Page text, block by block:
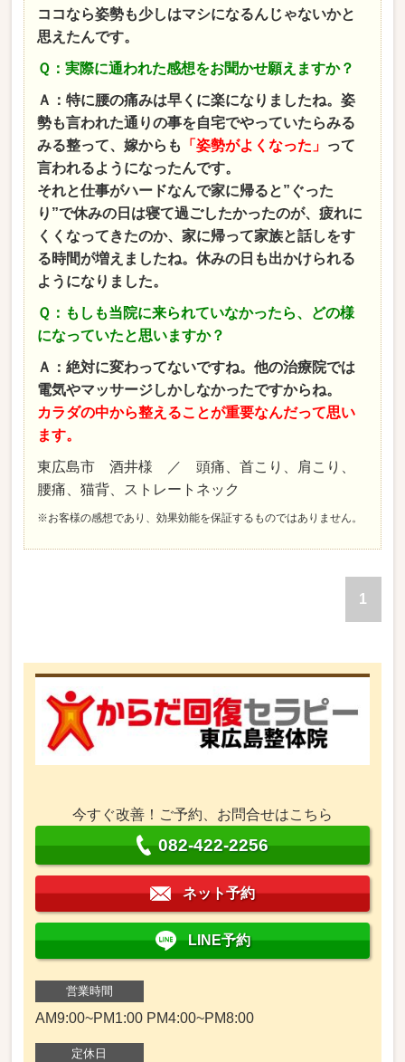
ココなら姿勢も少しはマシになるんじゃないかと
思えたんです。
Ｑ：実際に通われた感想をお聞かせ願えますか？
Ａ：特に腰の痛みは早くに楽になりましたね。姿
勢も言われた通りの事を自宅でやっていたらみる
みる整って、嫁からも
「姿勢がよくなった」 って
言われるようになったんです。
それと仕事がハードなんで家に帰ると”ぐった
り”で休みの日は寝て過ごしたかったのが、疲れに
くくなってきたのか、家に帰って家族と話しをす
る時間が増えましたね。休みの日も出かけられる
ようになりました。
Ｑ：もしも当院に来られていなかったら、どの様
になっていたと思いますか？
Ａ：絶対に変わってないですね。他の治療院では
電気やマッサージしかしなかったですからね。
カラダの中から整えることが重要なんだって思い
ます。
東広島市 酒井様 ／ 頭痛、首こり、肩こり、
腰痛、猫背、ストレートネック
※お客様の感想であり、効果効能を保証するものではありません。
1
今すぐ改善！ご予約、お問合せはこちら
082-422-2256
ネット予約
LINE予約
営業時間
AM9:00~PM1:00 PM4:00~PM8:00
定休日